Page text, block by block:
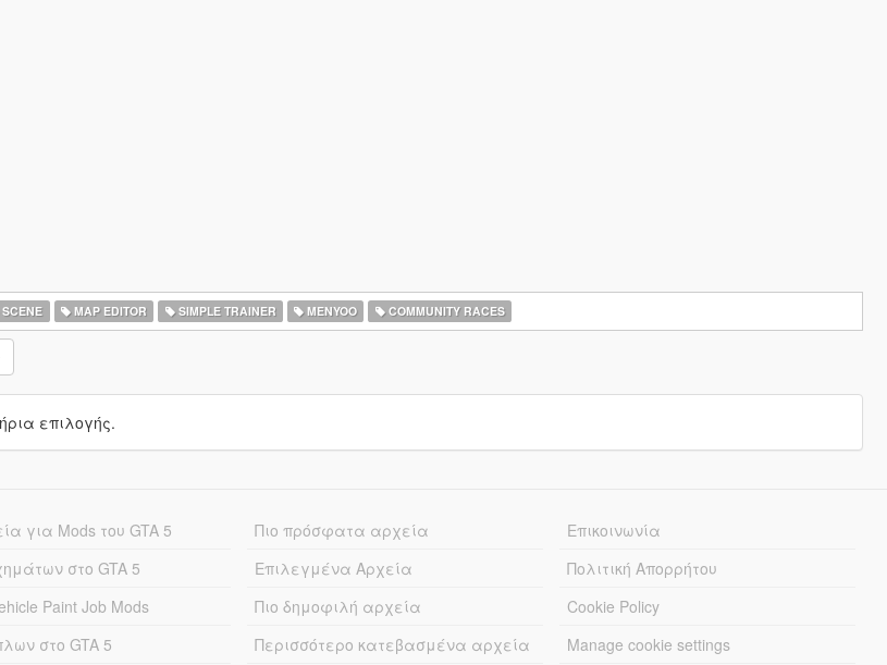
SCENE MAP EDITOR SIMPLE TRAINER MENYOO COMMUNITY RACES
επιλογής.
για Mods του GTA 5
στο GTA 5
Paint Job Mods
στο GTA 5
Πιο πρόσφατα αρχεία
Επιλεγμένα Αρχεία
Πιο δημοφιλή αρχεία
Περισσότερο κατεβασμένα αρχεία
Επικοινωνία
Πολιτική Απορρήτου
Cookie Policy
Manage cookie settings